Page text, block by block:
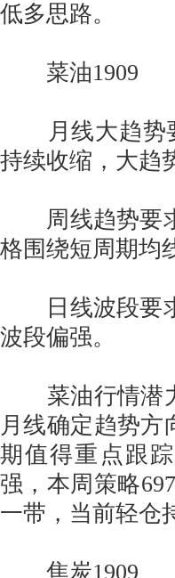
低多思路。
菜油1909
月线大趋势要
持续收缩，大趋
周线趋势要求
格围绕短周期均
日线波段要求
波段偏强。
菜油行情潜力
月线确定趋势
期值得重点跟
强，本周策略
一带，当前轻仓
焦炭1909